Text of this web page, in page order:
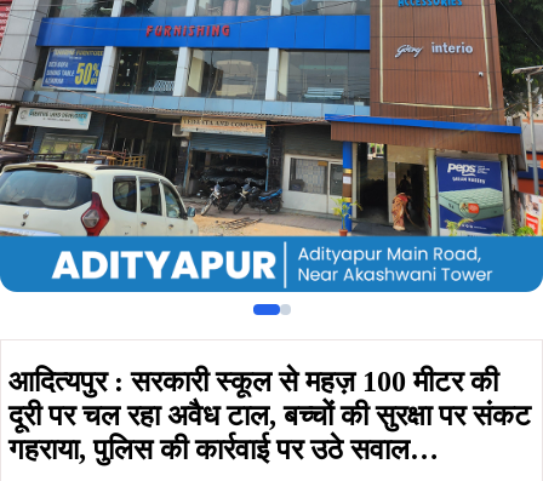
आदित्यपुर : सरकारी स्कूल से महज़ 100 मीटर की
दूरी पर चल रहा अवैध टाल, बच्चों की सुरक्षा पर संकट
गहराया, पुलिस की कार्रवाई पर उठे सवाल…